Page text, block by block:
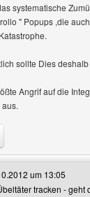
systematische
" Popups ,die
sollte Dies
Angrif auf die
dieses
um 13:05
tracken - geht